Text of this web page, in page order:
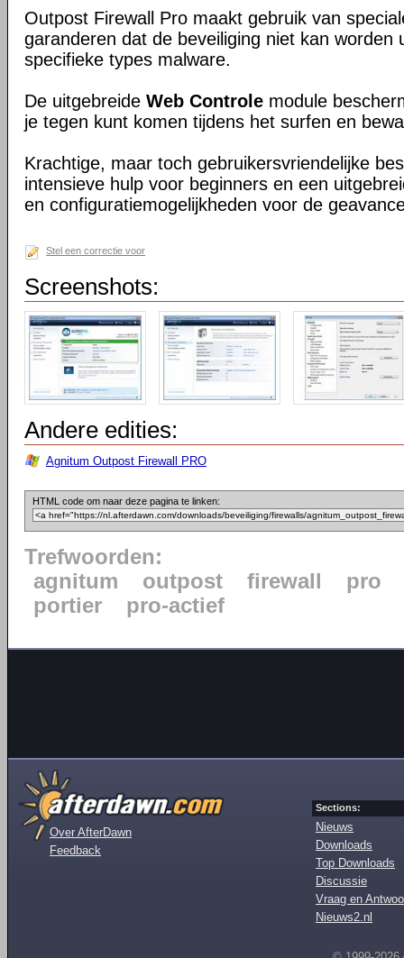
Outpost Firewall Pro maakt gebruik van
garanderen dat de beveiliging niet kan worden
specifieke types malware.
De uitgebreide Web Controle module
je tegen kunt komen tijdens het surfen en
Krachtige, maar toch gebruikersvriendelijke
intensieve hulp voor beginners en een
en configuratiemogelijkheden voor de
Stel een correctie voor
Screenshots:
Andere edities:
Agnitum Outpost Firewall PRO
HTML code om naar deze pagina te linken:
Trefwoorden:
agnitum
outpost firewall
pro
portier
pro-actief
Over AfterDawn
Feedback
Sections:
Nieuws
Downloads
Top Downloads
Discussie
Vraag en
Nieuws2.nl